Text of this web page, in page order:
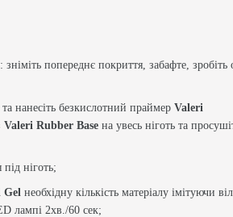
зніміть попереднє покриття, забафте,
нанесіть безкислотний праймер Valeri
Valeri Rubber Base на увесь ніготь та
ніготь;
Gel необхідну кількість матеріалу імітуючи
лампі 2хв./60 сек;